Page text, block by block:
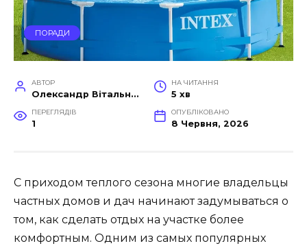
ПОРАДИ
АВТОР
Олександр Вітальний
НА ЧИТАННЯ
5 хв
ПЕРЕГЛЯДІВ
1
ОПУБЛІКОВАНО
8 Червня, 2026
С приходом теплого сезона многие владельцы
частных домов и дач начинают задумываться о
том, как сделать отдых на участке более
комфортным. Одним из самых популярных